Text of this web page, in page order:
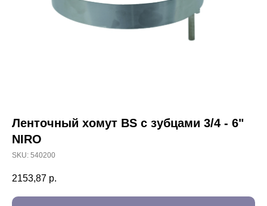
Ленточный хомут BS с зубцами 3/4 - 6"
NIRO
SKU: 540200
2153,87 р.